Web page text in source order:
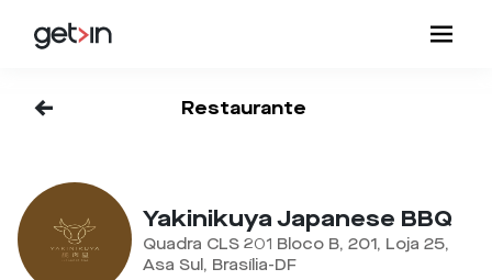
<- Restaurante
Yakinikuya Japanese BBQ
Quadra CLS 201 Bloco B, 201, Loja 25,
Asa Sul, Brasília-DF